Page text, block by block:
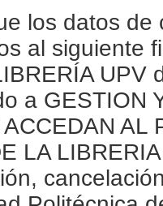
los datos
al siguiente
a GESTION
AL
LA